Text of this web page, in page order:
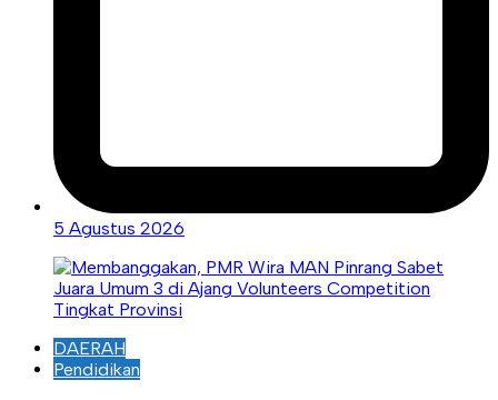
5 Agustus 2026
DAERAH
Pendidikan